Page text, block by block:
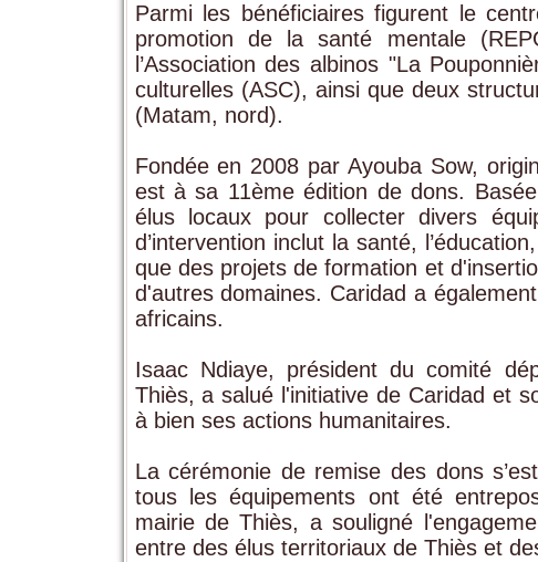
Parmi les bénéficiaires figurent le
promotion de la santé mentale
l’Association des albinos "La
culturelles (ASC), ainsi que deux
(Matam, nord).
Fondée en 2008 par Ayouba Sow,
est à sa 11ème édition de dons.
élus locaux pour collecter divers
d’intervention inclut la santé,
que des projets de formation et
d'autres domaines. Caridad a
africains.
Isaac Ndiaye, président du comité
Thiès, a salué l'initiative de Caridad et
à bien ses actions humanitaires.
La cérémonie de remise des dons
tous les équipements ont été
mairie de Thiès, a souligné
entre des élus territoriaux de Thiès et